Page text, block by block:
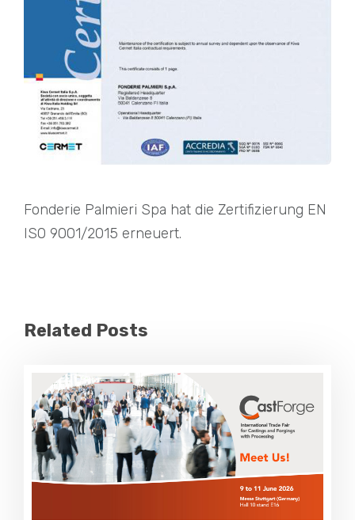
Fonderie Palmieri Spa hat die Zertifizierung EN
ISO 9001/2015 erneuert.
Related Posts